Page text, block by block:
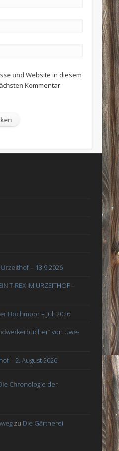
und Website in diesem
Kommentar
– 13.9.2026
T-REX IM URZEITHOF –
Hochmoor – Juli 2026
von Uwe-
– 2. August 2026
Chronologie der
zu Die Gärtnerei